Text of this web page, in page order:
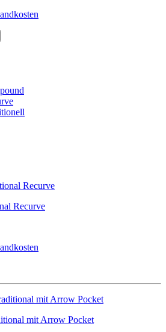
Recurve
mit Arrow Pocket